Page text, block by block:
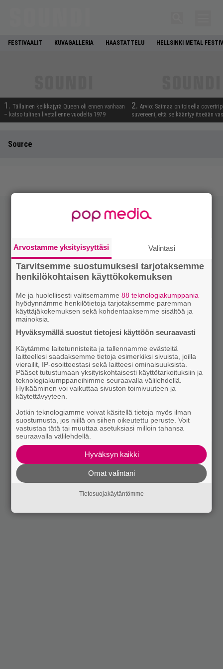
FESTIVAALIT KUVAGALLERIA HAASTATTELU HELLSINKI METAL
1. Tällainen keikkajyrä Queen oli ennen vanhaan
– katso tulinen livetallenne vuodelta 1979
2. Arvio: Saimaa on toisella
suvereeni, että se kääntyy itseään
Source
Arvostamme yksityisyyttäsi Valintasi
Tarvitsemme suostumuksesi tarjotaksemme
henkilökohtaisen käyttökokemuksen
Me ja huolellisesti valitsemamme88 teknologiakumppania
hyödynnämme henkilötietoja tarjotaksemme paremman
käyttäjäkokemuksen sekä kohdentaaksemme sisältöä ja
mainoksia.
Hyväksymällä suostut tietojesi käyttöön seuraavasti
Käytämme laitetunnisteita ja tallennamme evästeitä
laitteellesi saadaksemme tietoja esimerkiksi sivuista, joilla
vierailit, IP-osoitteestasi sekä laitteesi ominaisuuksista.
Pääset tutustumaan yksityiskohtaisesti käyttötarkoituksiin ja
teknologiakumppaneihimme seuraavalla välilehdellä.
Hylkääminen voi vaikuttaa sivuston toimivuuteen ja
käytettävyyteen.
Jotkin teknologiamme voivat käsitellä tietoja myös ilman
suostumusta, jos niillä on siihen oikeutettu peruste. Voit
vastustaa tätä tai muuttaa asetuksiasi milloin tahansa
seuraavalla välilehdellä.
Hyväksyn kaikki
Omat valintani
Tietosuojakäytäntömme